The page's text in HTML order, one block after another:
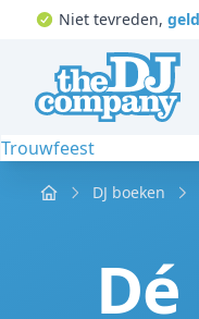
Niet tevreden,
Trouwfeest
Home DJ boeken